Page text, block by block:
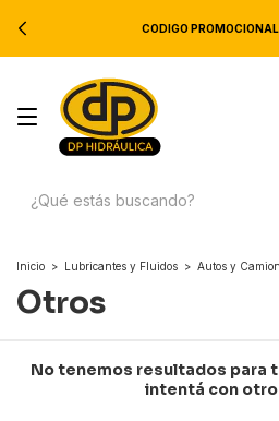
CODIGO
Inicio > Lubricantes y Fluidos > Autos y
Otros
No tenemos resultados para
intentá con